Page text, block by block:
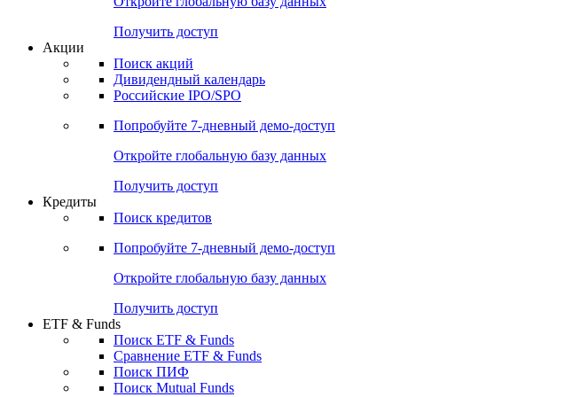
Получить доступ
Акции
Поиск акций
Дивидендный календарь
Российские IPO/SPO
Попробуйте 7-дневный демо-доступ
Откройте глобальную базу данных
Получить доступ
Кредиты
Поиск кредитов
Попробуйте 7-дневный демо-доступ
Откройте глобальную базу данных
Получить доступ
ETF & Funds
Поиск ETF & Funds
Сравнение ETF & Funds
Поиск ПИФ
Поиск Mutual Funds